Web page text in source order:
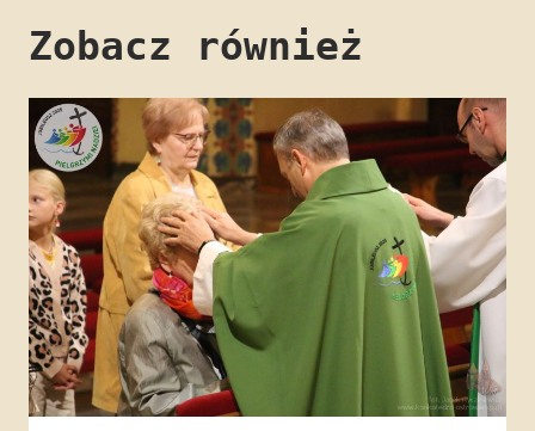
Zobacz również